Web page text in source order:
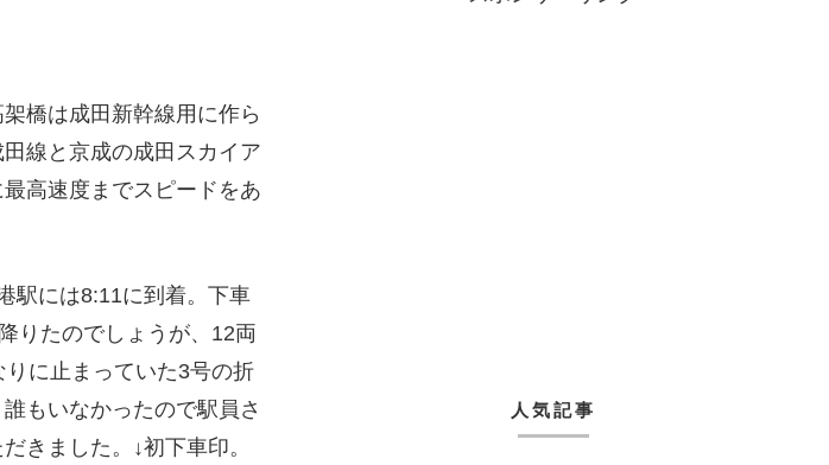
橋は成田新幹線用に作ら
線と京成の成田スカイア
高速度までスピードをあ
駅には8:11に到着。下車
りたのでしょうが、12両
に止まっていた3号の折
もいなかったので駅員さ
きました。↓初下車印。
人気記事